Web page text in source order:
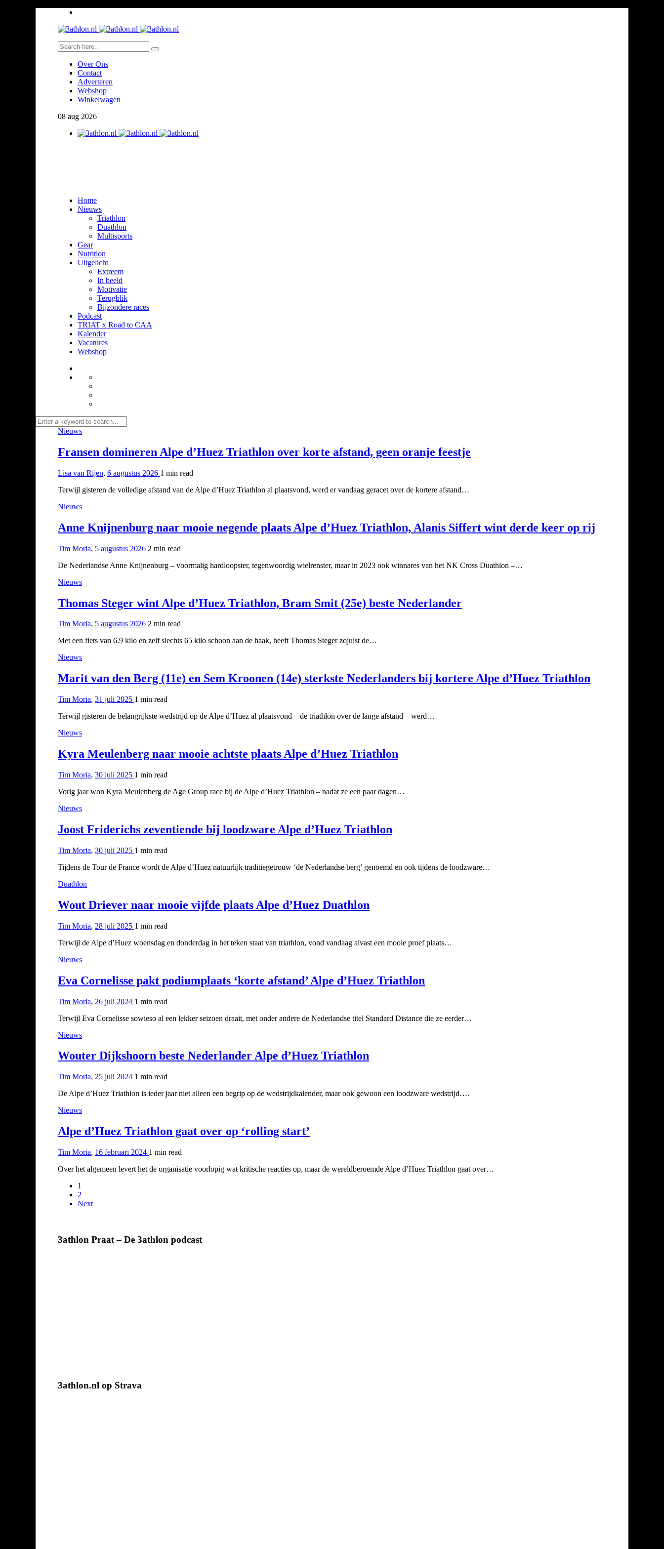
Over Ons
Contact
Adverteren
Webshop
Winkelwagen
08 aug 2026
Home
Nieuws
Triathlon
Duathlon
Multisports
Gear
Nutrition
Uitgelicht
Extreem
In beeld
Motivatie
Terugblik
Bijzondere races
Podcast
TRIAT x Road to CAA
Kalender
Vacatures
Webshop
Nieuws
Fransen domineren Alpe d’Huez Triathlon over korte afstand, geen oranje feestje
Lisa van Rijen, 6 augustus 2026 1 min read
Terwijl gisteren de volledige afstand van de Alpe d’Huez Triathlon al plaatsvond, werd er vandaag geracet over de kortere afstand…
Nieuws
Anne Knijnenburg naar mooie negende plaats Alpe d’Huez Triathlon, Alanis Siffert wint derde keer op rij
Tim Moria, 5 augustus 2026 2 min read
De Nederlandse Anne Knijnenburg – voormalig hardloopster, tegenwoordig wielrenster, maar in 2023 ook winnares van het NK Cross Duathlon –…
Nieuws
Thomas Steger wint Alpe d’Huez Triathlon, Bram Smit (25e) beste Nederlander
Tim Moria, 5 augustus 2026 2 min read
Met een fiets van 6.9 kilo en zelf slechts 65 kilo schoon aan de haak, heeft Thomas Steger zojuist de…
Nieuws
Marit van den Berg (11e) en Sem Kroonen (14e) sterkste Nederlanders bij kortere Alpe d’Huez Triathlon
Tim Moria, 31 juli 2025 1 min read
Terwijl gisteren de belangrijkste wedstrijd op de Alpe d’Huez al plaatsvond – de triathlon over de lange afstand – werd…
Nieuws
Kyra Meulenberg naar mooie achtste plaats Alpe d’Huez Triathlon
Tim Moria, 30 juli 2025 1 min read
Vorig jaar won Kyra Meulenberg de Age Group race bij de Alpe d’Huez Triathlon – nadat ze een paar dagen…
Nieuws
Joost Friderichs zeventiende bij loodzware Alpe d’Huez Triathlon
Tim Moria, 30 juli 2025 1 min read
Tijdens de Tour de France wordt de Alpe d’Huez natuurlijk traditiegetrouw ‘de Nederlandse berg’ genoemd en ook tijdens de loodzware…
Duathlon
Wout Driever naar mooie vijfde plaats Alpe d’Huez Duathlon
Tim Moria, 28 juli 2025 1 min read
Terwijl de Alpe d’Huez woensdag en donderdag in het teken staat van triathlon, vond vandaag alvast een mooie proef plaats…
Nieuws
Eva Cornelisse pakt podiumplaats ‘korte afstand’ Alpe d’Huez Triathlon
Tim Moria, 26 juli 2024 1 min read
Terwijl Eva Cornelisse sowieso al een lekker seizoen draait, met onder andere de Nederlandse titel Standard Distance die ze eerder…
Nieuws
Wouter Dijkshoorn beste Nederlander Alpe d’Huez Triathlon
Tim Moria, 25 juli 2024 1 min read
De Alpe d’Huez Triathlon is ieder jaar niet alleen een begrip op de wedstrijdkalender, maar ook gewoon een loodzware wedstrijd….
Nieuws
Alpe d’Huez Triathlon gaat over op ‘rolling start’
Tim Moria, 16 februari 2024 1 min read
Over het algemeen levert het de organisatie voorlopig wat kritische reacties op, maar de wereldberoemde Alpe d’Huez Triathlon gaat over…
1
2
Next
3athlon Praat – De 3athlon podcast
3athlon.nl op Strava